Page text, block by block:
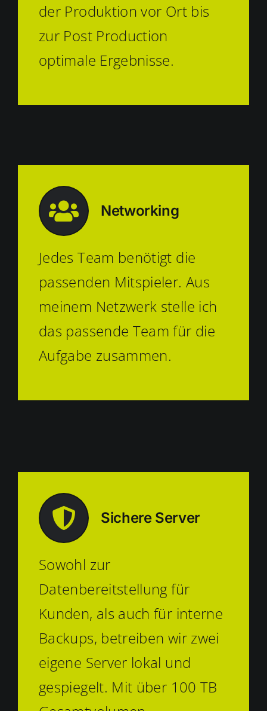
der Produktion vor Ort bis
zur Post Production
optimale Ergebnisse.
Networking
Jedes Team benötigt die
passenden Mitspieler. Aus
meinem Netzwerk stelle ich
das passende Team für die
Aufgabe zusammen.
Sichere Server
Sowohl zur
Datenbereitstellung für
Kunden, als auch für interne
Backups, betreiben wir zwei
eigene Server lokal und
gespiegelt. Mit über 100 TB